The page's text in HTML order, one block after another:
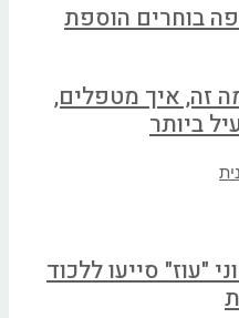
בוחרים הוספת
זה, איך מטפלים,
ביותר
"עוז" סייעו ללכוד